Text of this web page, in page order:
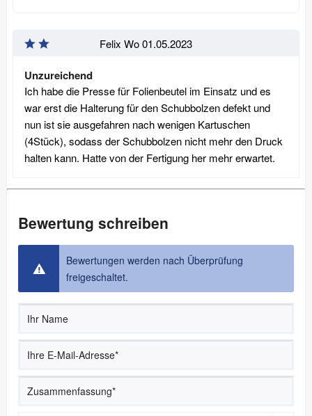
Felix Wo01.05.2023
Unzureichend
Ich habe die Presse für Folienbeutel im Einsatz und es
war erst die Halterung für den Schubbolzen defekt und
nun ist sie ausgefahren nach wenigen Kartuschen
(4Stück), sodass der Schubbolzen nicht mehr den Druck
halten kann. Hatte von der Fertigung her mehr erwartet.
Bewertung schreiben
Bewertungen werden nach Überprüfung
freigeschaltet.